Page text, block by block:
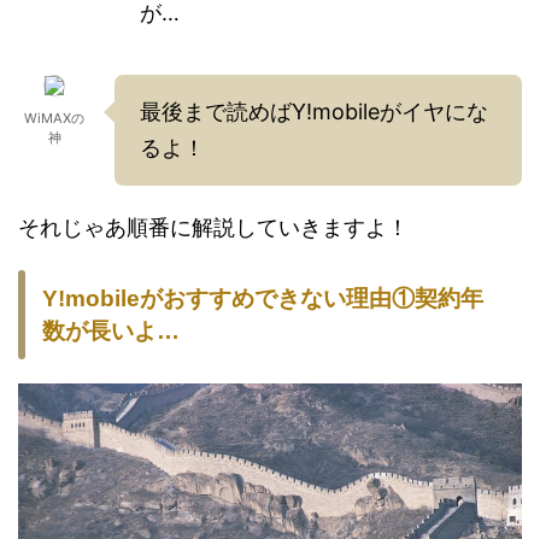
が…
WiMAXの
神
最後まで読めばY!mobileがイヤにな
るよ！
それじゃあ順番に解説していきますよ！
Y!mobileがおすすめできない理由①契約年
数が長いよ…